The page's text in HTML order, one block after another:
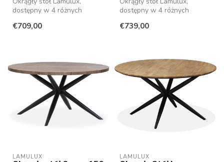
dostępny w 4 różnych
wymaga ...
€709,00
dostępny w 4 różnych
wymaga ...
€739,00
LAMULUX LAMULUX